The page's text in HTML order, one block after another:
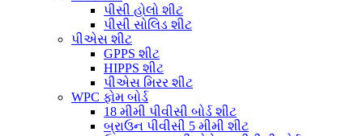
પીસી હોલો શીટ
પીસી સોલિડ શીટ
પીએસ શીટ
GPPS શીટ
HIPPS શીટ
પીએસ મિરર શીટ
WPC ફોમ બોર્ડ
18 મીમી પીવીસી બોર્ડ શીટ
બ્રાઉન પીવીસી 5 મીમી શીટ